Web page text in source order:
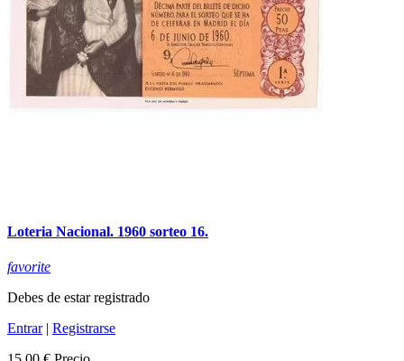
Loteria Nacional. 1960 sorteo 16.
favorite
Debes de estar registrado
Entrar| Registrarse